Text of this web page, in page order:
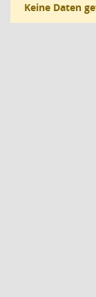
Keine Daten